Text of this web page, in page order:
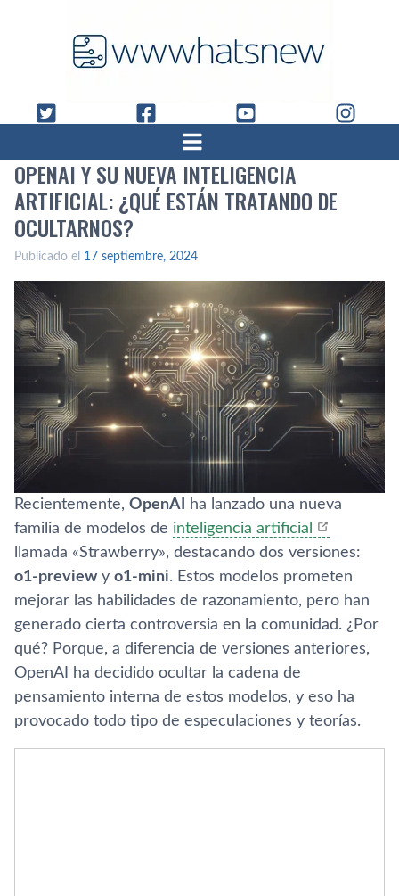
OPENAI Y SU NUEVA INTELIGENCIA
ARTIFICIAL: ¿QUÉ ESTÁN TRATANDO DE
OCULTARNOS?
Publicado el 17 septiembre, 2024
Recientemente, OpenAI
ha lanzado una nueva
familia de modelos de inteligencia artificial
llamada «Strawberry», destacando dos versiones:
o1-preview y o1-mini. Estos modelos prometen
mejorar las habilidades de razonamiento, pero han
generado cierta controversia en la comunidad. ¿Por
qué? Porque, a diferencia de versiones anteriores,
OpenAI ha decidido ocultar la cadena de
pensamiento interna de estos modelos, y eso ha
provocado todo tipo de especulaciones y teorías.